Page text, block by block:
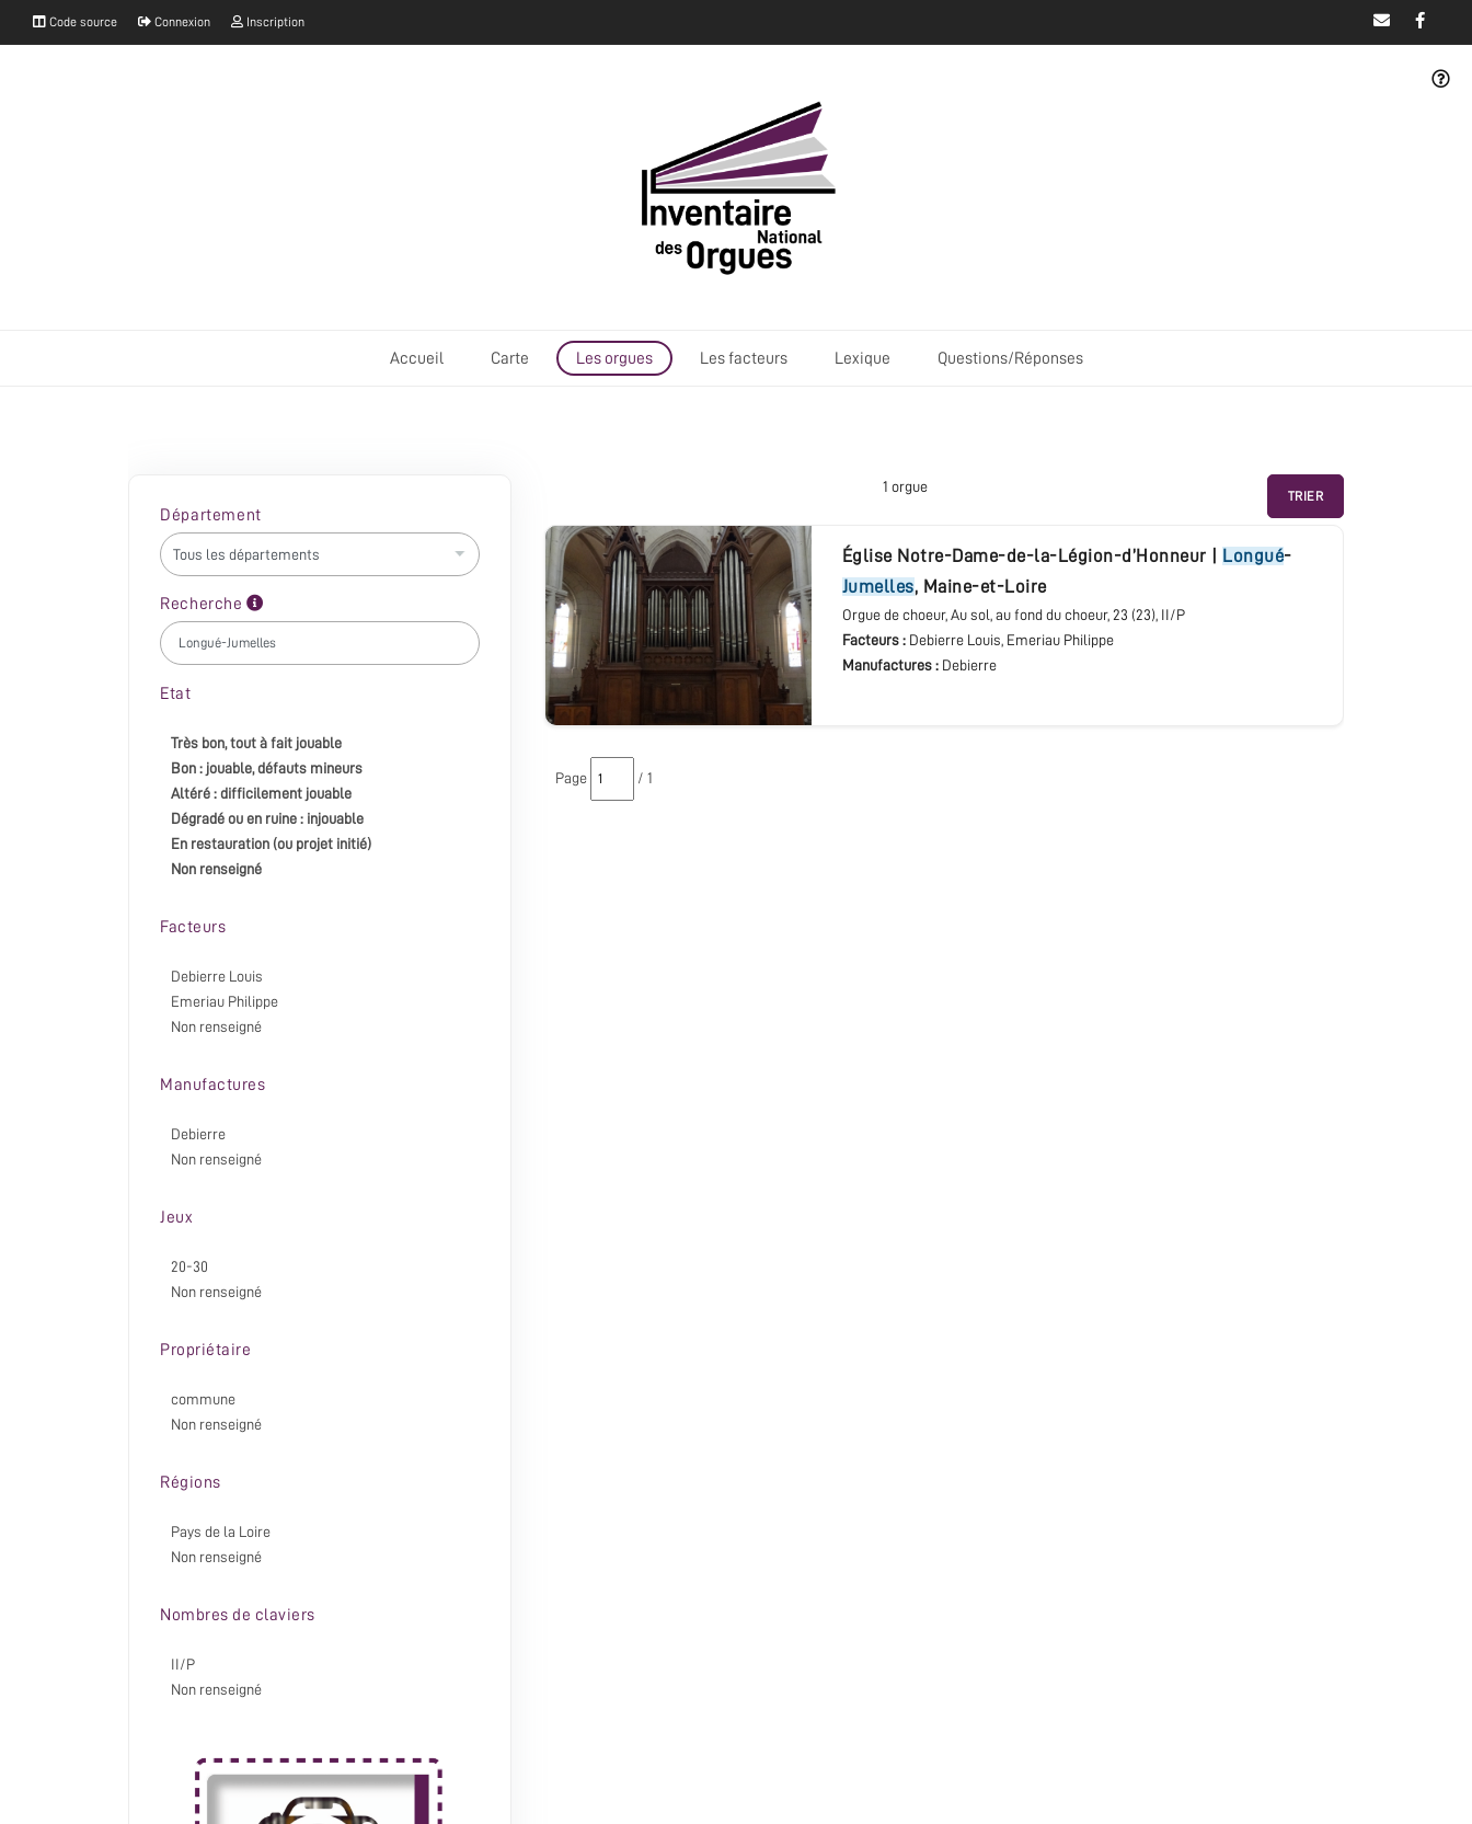
Code source Connexion Inscription
Accueil Carte Les orgues Les facteurs Lexique Questions/Réponses
Département
Recherche
Etat
Très bon, tout à fait jouable
Bon : jouable, défauts mineurs
Altéré : difficilement jouable
Dégradé ou en ruine : injouable
En restauration (ou projet initié)
Non renseigné
Facteurs
Debierre Louis
Emeriau Philippe
Non renseigné
Manufactures
Debierre
Non renseigné
Jeux
20-30
Non renseigné
Propriétaire
commune
Non renseigné
Régions
Pays de la Loire
Non renseigné
Nombres de claviers
II/P
Non renseigné
TRIER
1 orgue
église Notre-Dame-de-la-Légion-d’Honneur Longué-
Jumelles, Maine-et-Loire
Orgue de choeur, Au sol, au fond du choeur, 23 (23), II/P
Facteurs : Debierre Louis, Emeriau Philippe
Manufactures : Debierre
Page / 1